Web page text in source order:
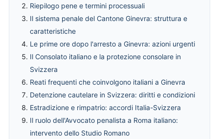
Riepilogo pene e termini processuali
Il sistema penale del Cantone Ginevra: struttura e
caratteristiche
Le prime ore dopo l'arresto a Ginevra: azioni urgenti
Il Consolato italiano e la protezione consolare in
Svizzera
Reati frequenti che coinvolgono italiani a Ginevra
Detenzione cautelare in Svizzera: diritti e condizioni
Estradizione e rimpatrio: accordi Italia-Svizzera
Il ruolo dell'Avvocato penalista a Roma italiano:
intervento dello Studio Romano